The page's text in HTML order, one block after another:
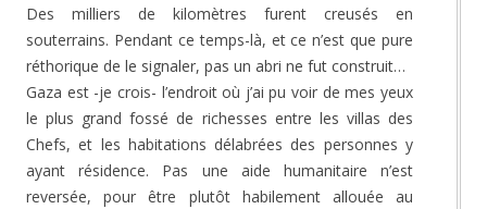
Des milliers de kilomètres furent creusés en
souterrains. Pendant ce temps-là, et ce n’est que pure
réthorique de le signaler, pas un abri ne fut construit…
Gaza est -je crois- l’endroit où j’ai pu voir de mes yeux
le plus grand fossé de richesses entre les villas des
Chefs, et les habitations délabrées des personnes y
ayant résidence. Pas une aide humanitaire n’est
reversée, pour être plutôt habilement allouée au